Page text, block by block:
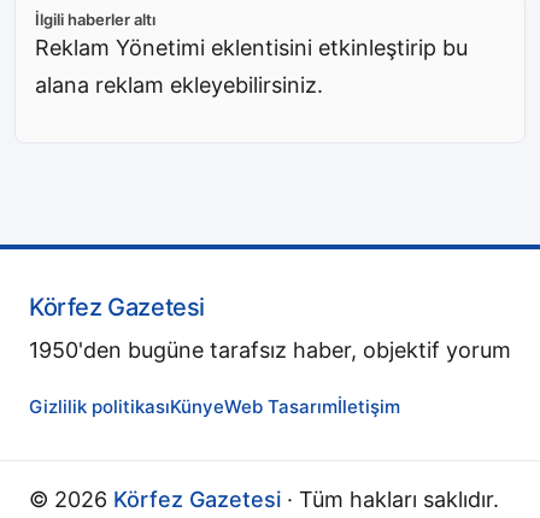
İlgili haberler altı
Reklam Yönetimi eklentisini etkinleştirip bu
alana reklam ekleyebilirsiniz.
Körfez Gazetesi
1950'den bugüne tarafsız haber, objektif yorum
Gizlilik politikasıKünyeWeb Tasarımİletişim
© 2026 Körfez Gazetesi · Tüm hakları saklıdır.